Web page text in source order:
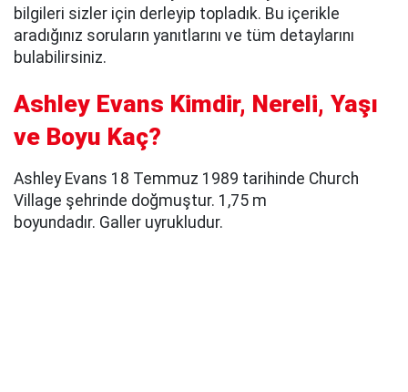
bilgileri sizler için derleyip topladık. Bu içerikle
aradığınız soruların yanıtlarını ve tüm detaylarını
bulabilirsiniz.
Ashley Evans Kimdir, Nereli, Yaşı
ve Boyu Kaç?
Ashley Evans 18 Temmuz 1989 tarihinde Church
Village şehrinde doğmuştur. 1,75 m
boyundadır. Galler uyrukludur.